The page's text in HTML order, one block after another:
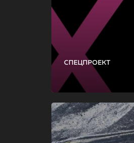
СПЕЦПРОЕКТ